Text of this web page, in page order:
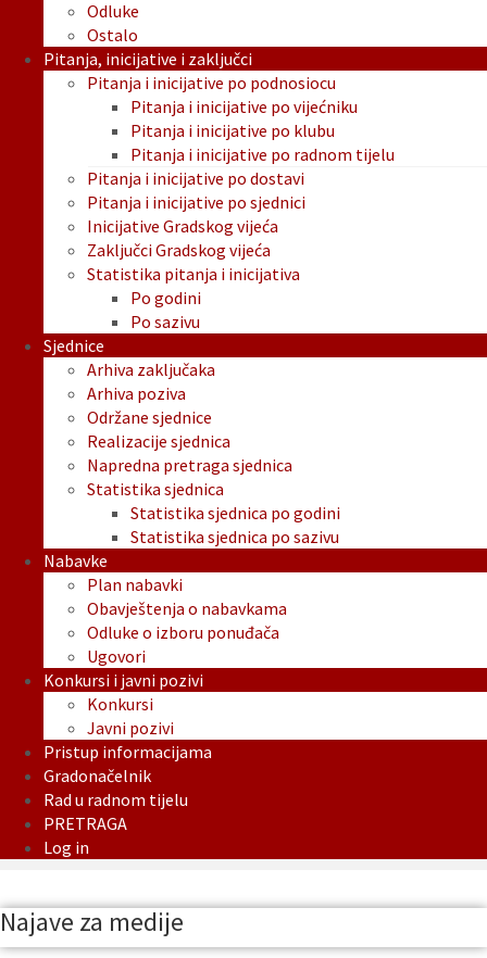
Odluke
Ostalo
Pitanja, inicijative i zaključci
Pitanja i inicijative po podnosiocu
Pitanja i inicijative po vijećniku
Pitanja i inicijative po klubu
Pitanja i inicijative po radnom tijelu
Pitanja i inicijative po dostavi
Pitanja i inicijative po sjednici
Inicijative Gradskog vijeća
Zaključci Gradskog vijeća
Statistika pitanja i inicijativa
Po godini
Po sazivu
Sjednice
Arhiva zaključaka
Arhiva poziva
Održane sjednice
Realizacije sjednica
Napredna pretraga sjednica
Statistika sjednica
Statistika sjednica po godini
Statistika sjednica po sazivu
Nabavke
Plan nabavki
Obavještenja o nabavkama
Odluke o izboru ponuđača
Ugovori
Konkursi i javni pozivi
Konkursi
Javni pozivi
Pristup informacijama
Gradonačelnik
Rad u radnom tijelu
PRETRAGA
Log in
Najave za medije